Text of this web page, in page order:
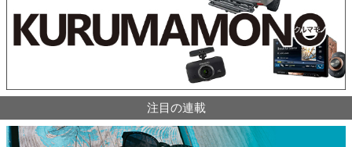
注目の連載